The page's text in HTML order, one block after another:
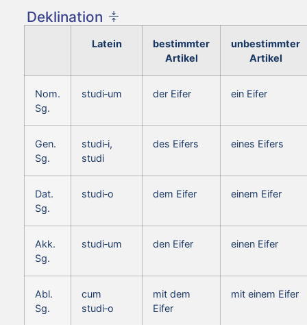
Deklination
Latein
bestimmter
Artikel
unbestimmter
Artikel
Nom.
Sg.
studi‑um der Eifer ein Eifer
Gen.
Sg.
studi‑i,
studi
des Eifers eines Eifers
Dat.
Sg.
studi‑o dem Eifer einem Eifer
Akk.
Sg.
studi‑um den Eifer einen Eifer
Abl.
Sg.
cum
studi‑o
mit dem
Eifer
mit einem Eifer